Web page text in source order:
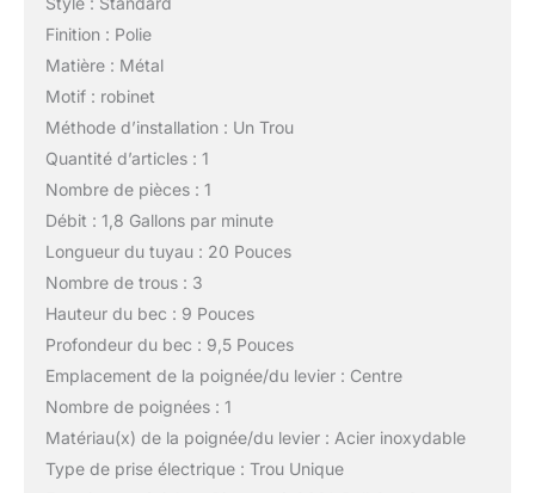
Finition : Polie
Matière : Métal
Motif : robinet
Méthode d’installation : Un Trou
Quantité d’articles : 1
Nombre de pièces : 1
Débit : 1,8 Gallons par minute
Longueur du tuyau : 20 Pouces
Nombre de trous : 3
Hauteur du bec : 9 Pouces
Profondeur du bec : 9,5 Pouces
Emplacement de la poignée/du levier : Centre
Nombre de poignées : 1
Matériau(x) de la poignée/du levier : Acier inoxydable
Type de prise électrique : Trou Unique